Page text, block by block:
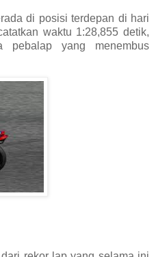
di posisi terdepan di hari
waktu 1:28,855 detik,
pebalap yang menembus